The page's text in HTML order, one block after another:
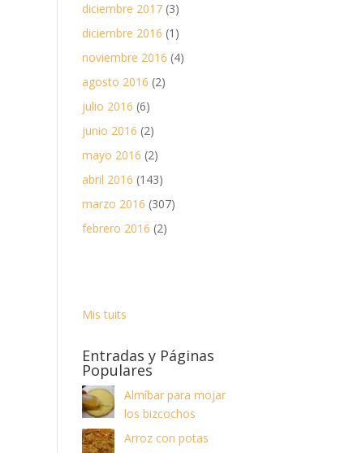
diciembre 2017 (3)
diciembre 2016 (1)
noviembre 2016 (4)
agosto 2016 (2)
julio 2016 (6)
junio 2016 (2)
mayo 2016 (2)
abril 2016 (143)
marzo 2016 (307)
febrero 2016 (2)
Mis tuits
Entradas y Páginas
Populares
Almíbar para mojar
los bizcochos
Arroz con potas